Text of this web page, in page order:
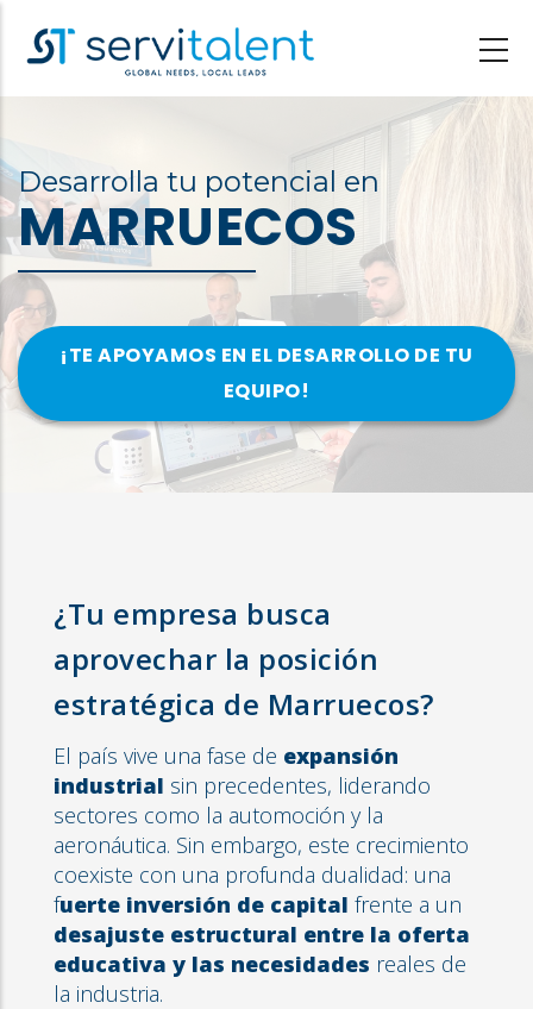
principal
Desarrolla tu potencial en
MARRUECOS
¡TE APOYAMOS EN EL DESARROLLO DE TU
EQUIPO!
¿Tu empresa busca
aprovechar la posición
estratégica de Marruecos?
El país vive una fase de expansión
industrial sin precedentes, liderando
sectores como la automoción y la
aeronáutica. Sin embargo, este crecimiento
coexiste con una profunda dualidad: una
fuerte inversión de capital frente a un
desajuste estructural entre la oferta
educativa y las necesidades reales de
la industria.